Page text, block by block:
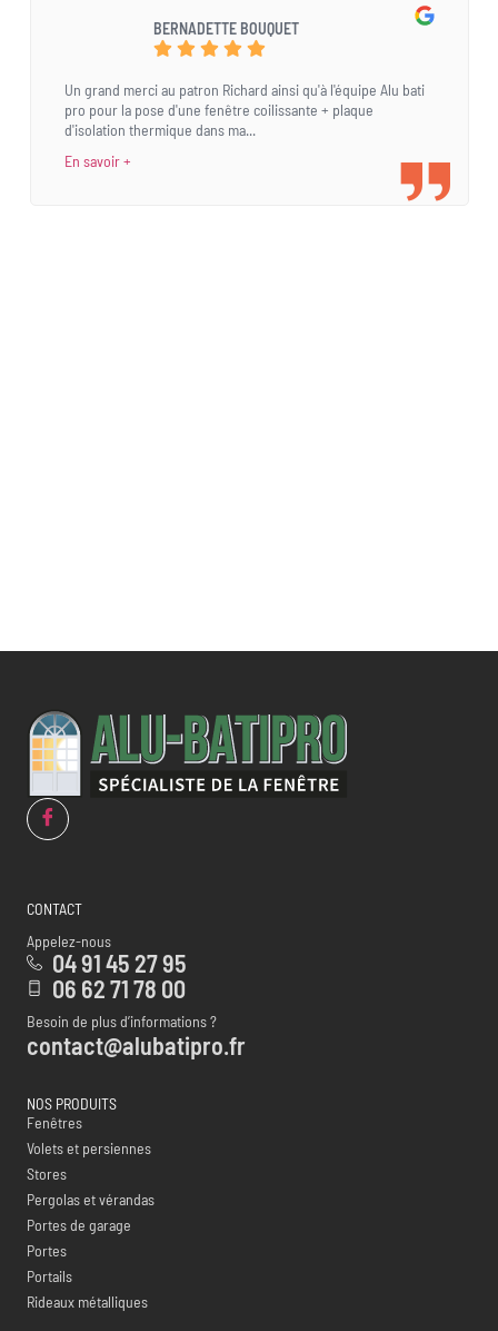
BERNADETTE BOUQUET
Un grand merci au patron Richard ainsi qu'à l'équipe Alu bati
pro pour la pose d'une fenêtre coilissante + plaque
d'isolation thermique dans ma...
En savoir +
CONTACT
Appelez-nous
04 91 45 27 95
06 62 71 78 00
Besoin de plus d’informations ?
contact@alubatipro.fr
NOS PRODUITS
Fenêtres
Volets et persiennes
Stores
Pergolas et vérandas
Portes de garage
Portes
Portails
Rideaux métalliques